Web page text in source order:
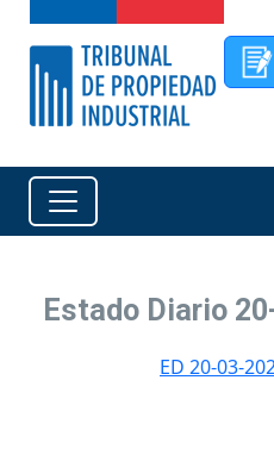
Estado Diario
ED 20-03-